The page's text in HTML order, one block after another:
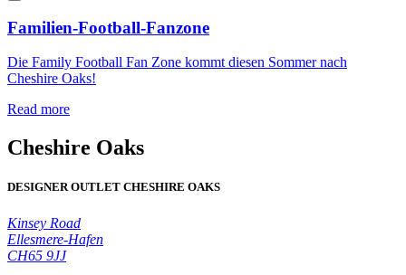
Familien-Football-Fanzone
Die Family Football Fan Zone kommt diesen Sommer nach
Cheshire Oaks!
Read more
Cheshire Oaks
DESIGNER OUTLET CHESHIRE OAKS
Kinsey Road
Ellesmere-Hafen
CH65 9JJ